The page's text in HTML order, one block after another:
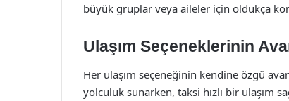
büyük gruplar veya aileler için oldukça
Ulaşım Seçeneklerinin
Her ulaşım seçeneğinin kendine özgü
yolculuk sunarken, taksi hızlı bir ulaşım